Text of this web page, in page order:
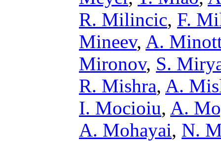
R. Milincic, F.
Mineev, A.
Mironov, S.
R. Mishra, A.
I. Mocioiu, A.
A. Mohayai, N.